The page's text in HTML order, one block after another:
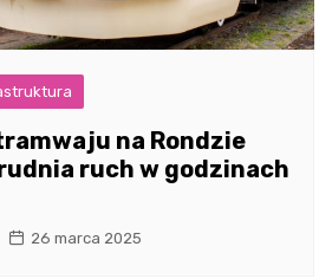
na Rondzie
ruch w godzinach
26 marca 2025